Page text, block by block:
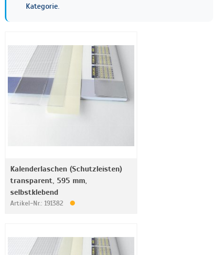
Kategorie.
Kalenderlaschen (Schutzleisten)
transparent, 595 mm,
selbstklebend
Artikel-Nr.: 191382